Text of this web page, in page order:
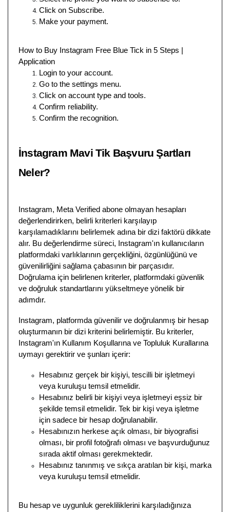
Click on Subscribe.
Make your payment.
How to Buy Instagram Free Blue Tick in 5 Steps |
Application
Login to your account.
Go to the settings menu.
Click on account type and tools.
Confirm reliability.
Confirm the recognition.
İnstagram Mavi Tik Başvuru Şartları
Neler?
Instagram, Meta Verified abone olmayan hesapları
değerlendirirken, belirli kriterleri karşılayıp
karşılamadıklarını belirlemek adına bir dizi faktörü dikkate
alır. Bu değerlendirme süreci, Instagram'ın kullanıcıların
platformdaki varlıklarının gerçekliğini, özgünlüğünü ve
güvenilirliğini sağlama çabasının bir parçasıdır.
Doğrulama için belirlenen kriterler, platformdaki güvenlik
ve doğruluk standartlarını yükseltmeye yönelik bir
adımdır.
Instagram, platformda güvenilir ve doğrulanmış bir hesap
oluşturmanın bir dizi kriterini belirlemiştir. Bu kriterler,
Instagram'ın Kullanım Koşullarına ve Topluluk Kurallarına
uymayı gerektirir ve şunları içerir:
Hesabınız gerçek bir kişiyi, tescilli bir işletmeyi
veya kuruluşu temsil etmelidir.
Hesabınız belirli bir kişiyi veya işletmeyi eşsiz bir
şekilde temsil etmelidir. Tek bir kişi veya işletme
için sadece bir hesap doğrulanabilir.
Hesabınızın herkese açık olması, bir biyografisi
olması, bir profil fotoğrafı olması ve başvurduğunuz
sırada aktif olması gerekmektedir.
Hesabınız tanınmış ve sıkça aratılan bir kişi, marka
veya kuruluşu temsil etmelidir.
Bu hesap ve uygunluk gerekliliklerini karşıladığınıza